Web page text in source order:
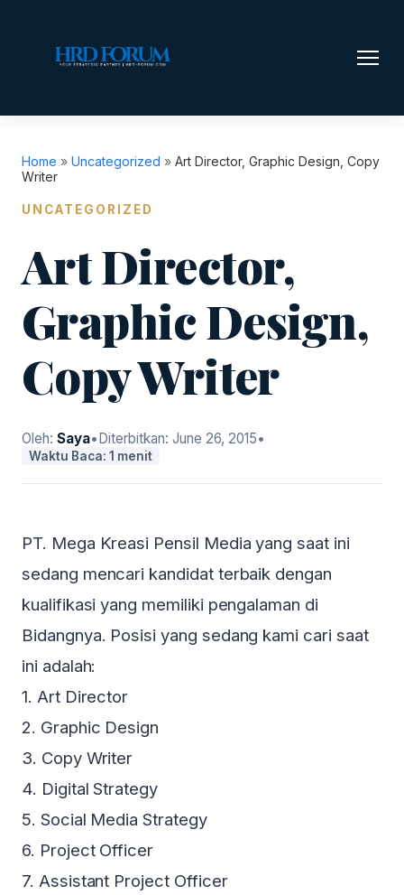
Home » Uncategorized » Art Director, Graphic Design, Copy
Writer
UNCATEGORIZED
Art Director,
Graphic Design,
Copy Writer
Oleh: Saya•Diterbitkan: June 26, 2015•
Waktu Baca: 1 menit
PT. Mega Kreasi Pensil Media yang saat ini
sedang mencari kandidat terbaik dengan
kualifikasi yang memiliki pengalaman di
Bidangnya. Posisi yang sedang kami cari saat
ini adalah:
1. Art Director
2. Graphic Design
3. Copy Writer
4. Digital Strategy
5. Social Media Strategy
6. Project Officer
7. Assistant Project Officer